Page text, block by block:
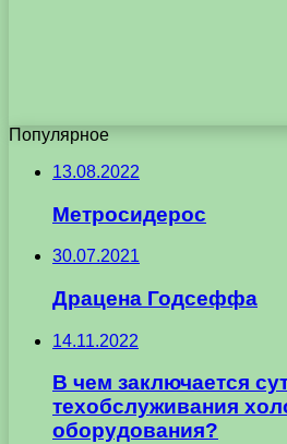
Популярное
13.08.2022
Метросидерос
30.07.2021
Драцена Годсеффа
14.11.2022
В чем заключается
техобслуживания
оборудования?